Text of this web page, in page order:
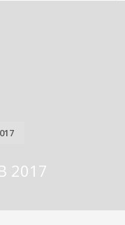
2017